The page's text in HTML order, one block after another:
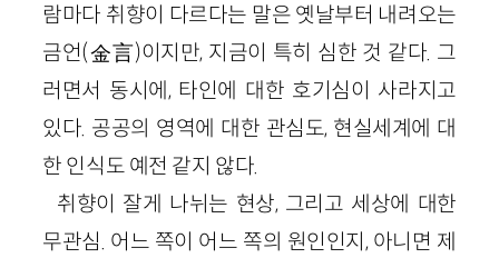
람마다 취향이 다르다는 말은 옛날부터 내려오는
금언(金言)이지만, 지금이 특히 심한 것 같다. 그
러면서 동시에, 타인에 대한 호기심이 사라지고
있다. 공공의 영역에 대한 관심도, 현실세계에 대
한 인식도 예전 같지 않다.
취향이 잘게 나뉘는 현상, 그리고 세상에 대한
무관심. 어느 쪽이 어느 쪽의 원인인지, 아니면 제